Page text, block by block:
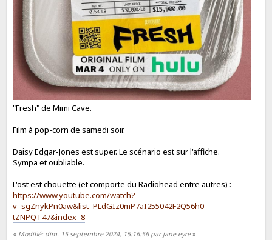
"Fresh" de Mimi Cave.
Film à pop-corn de samedi soir.
Daisy Edgar-Jones est super. Le scénario est sur l'affiche.
Sympa et oubliable.
L'ost est chouette (et comporte du Radiohead entre autres) :
https://www.youtube.com/watch?
v=sgZnykPn0aw&list=PLdGIz0mP7aI255042F2Q56h0-
tZNPQT47&index=8
« Modifié: dim. 15 septembre 2024, 15:16:56 par jane eyre»